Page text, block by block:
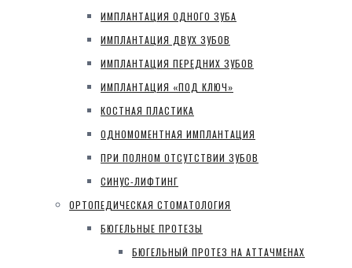
ИМПЛАНТАЦИЯ ОДНОГО ЗУБА
ИМПЛАНТАЦИЯ ДВУХ ЗУБОВ
ИМПЛАНТАЦИЯ ПЕРЕДНИХ ЗУБОВ
ИМПЛАНТАЦИЯ «ПОД КЛЮЧ»
КОСТНАЯ ПЛАСТИКА
ОДНОМОМЕНТНАЯ ИМПЛАНТАЦИЯ
ПРИ ПОЛНОМ ОТСУТСТВИИ ЗУБОВ
СИНУС-ЛИФТИНГ
ОРТОПЕДИЧЕСКАЯ СТОМАТОЛОГИЯ
БЮГЕЛЬНЫЕ ПРОТЕЗЫ
БЮГЕЛЬНЫЙ ПРОТЕЗ НА АТТАЧМЕНАХ